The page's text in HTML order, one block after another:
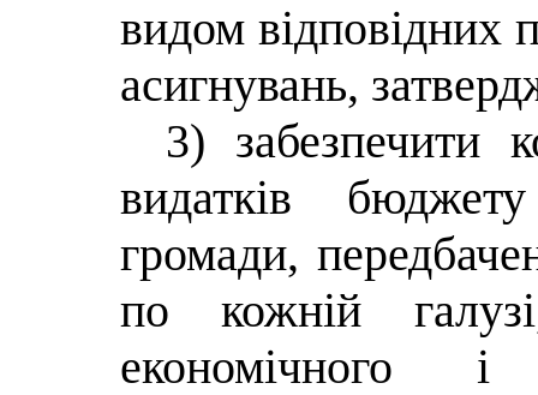
видом
асигнувань,
3) забезпечити
видатків бюджету
громади,
по кожній
економічного і